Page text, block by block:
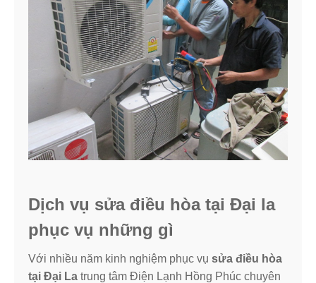
Dịch vụ sửa điều hòa tại Đại la
phục vụ những gì
Với nhiều năm kinh nghiệm phục vụ sửa điều hòa
tại Đại La trung tâm Điện Lạnh Hồng Phúc chuyên